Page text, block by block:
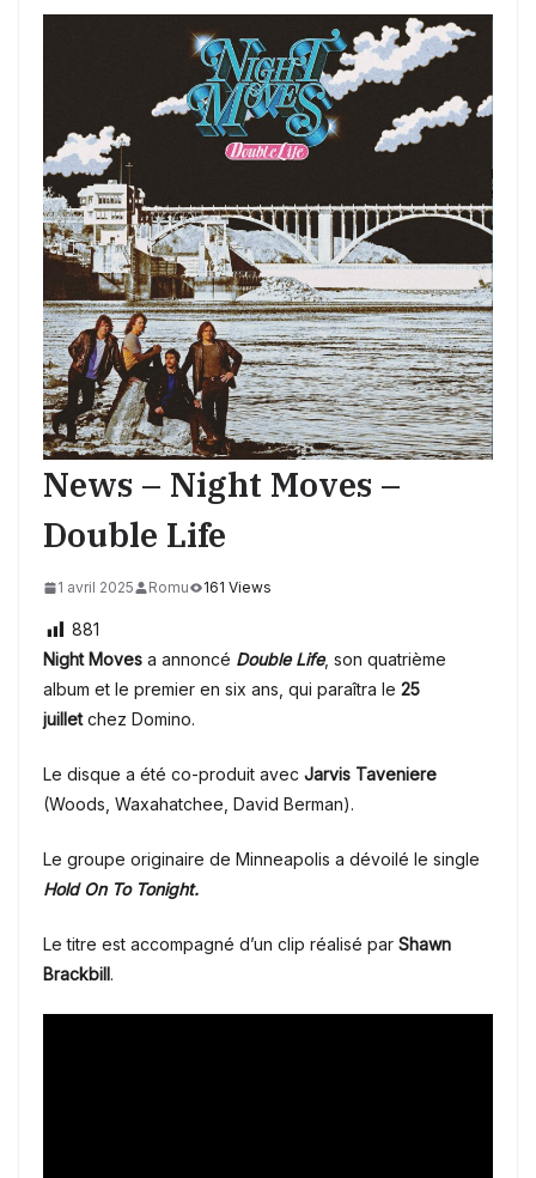
News – Night Moves –
Double Life
1 avril 2025 Romu 161 Views
881
Night Moves a annoncé Double Life, son quatrième
album et le premier en six ans, qui paraîtra le 25
juilletchez Domino.
Le disque a été co-produit avec Jarvis Taveniere
(Woods, Waxahatchee, David Berman).
Le groupe originaire de Minneapolis a dévoilé le single
Hold On To Tonight.
Le titre est accompagné d’un clip réalisé par Shawn
Brackbill.